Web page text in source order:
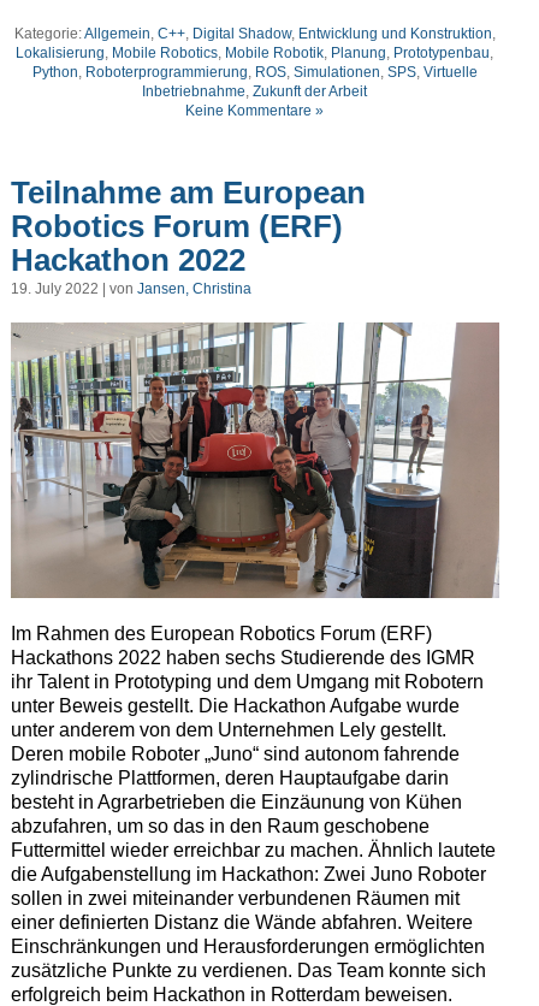
Kategorie:Allgemein, C++, Digital Shadow, Entwicklung und Konstruktion,
Lokalisierung, Mobile Robotics, Mobile Robotik, Planung, Prototypenbau,
Python, Roboterprogrammierung, ROS, Simulationen, SPS, Virtuelle
Inbetriebnahme,Zukunft der Arbeit
Keine Kommentare »
Teilnahme am European
Robotics Forum (ERF)
Hackathon 2022
19. July 2022 | von Jansen, Christina
Im Rahmen des European Robotics Forum (ERF)
Hackathons 2022 haben sechs Studierende des IGMR
ihr Talent in Prototyping und dem Umgang mit Robotern
unter Beweis gestellt. Die Hackathon Aufgabe wurde
unter anderem von dem Unternehmen Lely gestellt.
Deren mobile Roboter „Juno“ sind autonom fahrende
zylindrische Plattformen, deren Hauptaufgabe darin
besteht in Agrarbetrieben die Einzäunung von Kühen
abzufahren, um so das in den Raum geschobene
Futtermittel wieder erreichbar zu machen. Ähnlich lautete
die Aufgabenstellung im Hackathon: Zwei Juno Roboter
sollen in zwei miteinander verbundenen Räumen mit
einer definierten Distanz die Wände abfahren. Weitere
Einschränkungen und Herausforderungen ermöglichten
zusätzliche Punkte zu verdienen. Das Team konnte sich
erfolgreich beim Hackathon in Rotterdam beweisen.